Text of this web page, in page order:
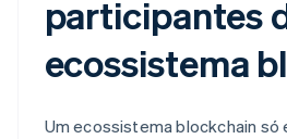
participantes
ecossistema
Um ecossistema blockchain